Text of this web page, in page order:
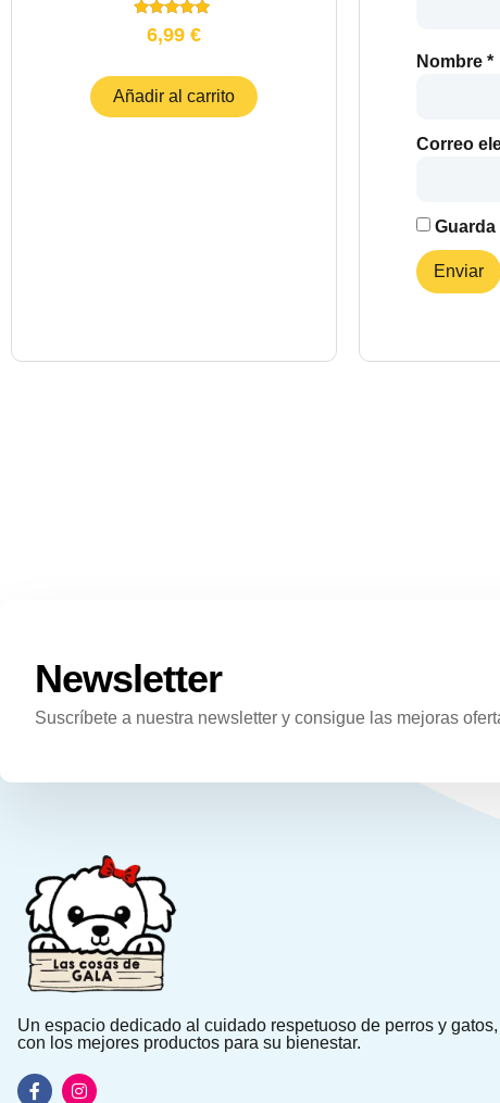
Valorado
con
6,99 €
Añadir al carrito
Nombre *
Correo
Newsletter
Suscríbete a nuestra newsletter y consigue las mejoras
Un espacio dedicado al cuidado respetuoso de perros y gatos,
con los mejores productos para su bienestar.